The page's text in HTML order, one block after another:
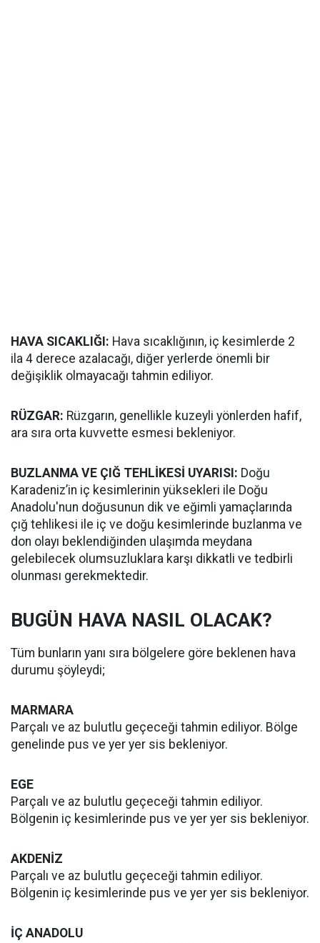
HAVA SICAKLIĞI: Hava sıcaklığının, iç kesimlerde 2
ila 4 derece azalacağı, diğer yerlerde önemli bir
değişiklik olmayacağı tahmin ediliyor.
RÜZGAR: Rüzgarın, genellikle kuzeyli yönlerden hafif,
ara sıra orta kuvvette esmesi bekleniyor.
BUZLANMA VE ÇIĞ TEHLİKESİ UYARISI: Doğu
Karadeniz’in iç kesimlerinin yüksekleri ile Doğu
Anadolu'nun doğusunun dik ve eğimli yamaçlarında
çığ tehlikesi ile iç ve doğu kesimlerinde buzlanma ve
don olayı beklendiğinden ulaşımda meydana
gelebilecek olumsuzluklara karşı dikkatli ve tedbirli
olunması gerekmektedir.
BUGÜN HAVA NASIL OLACAK?
Tüm bunların yanı sıra bölgelere göre beklenen hava
durumu şöyleydi;
MARMARA
Parçalı ve az bulutlu geçeceği tahmin ediliyor. Bölge
genelinde pus ve yer yer sis bekleniyor.
EGE
Parçalı ve az bulutlu geçeceği tahmin ediliyor.
Bölgenin iç kesimlerinde pus ve yer yer sis bekleniyor.
AKDENİZ
Parçalı ve az bulutlu geçeceği tahmin ediliyor.
Bölgenin iç kesimlerinde pus ve yer yer sis bekleniyor.
İÇ ANADOLU